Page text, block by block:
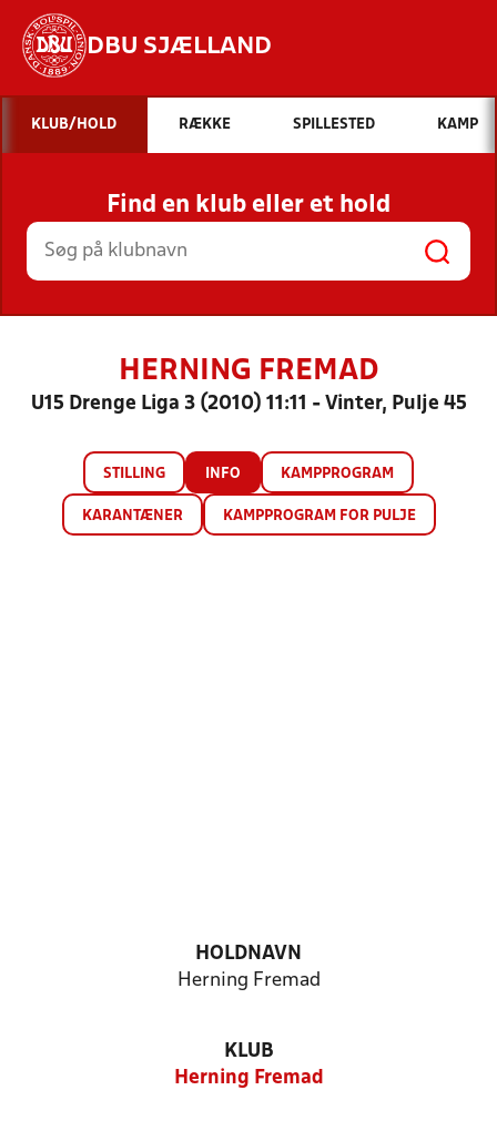
DBU SJÆLLAND
Hvad vil du søge efter?
INDHOLD OG NYHEDER
STILLINGER, RESULTATER, KLUBBER OG
HOLD
KLUB/HOLD RÆKKE SPILLESTED KAMP
Find en klub eller et hold
HERNING FREMAD
U15 Drenge Liga 3 (2010) 11:11 - Vinter, Pulje 45
STILLING INFO KAMPPROGRAM
KARANTÆNER KAMPPROGRAM FOR PULJE
HOLDNAVN
Herning Fremad
KLUB
Herning Fremad